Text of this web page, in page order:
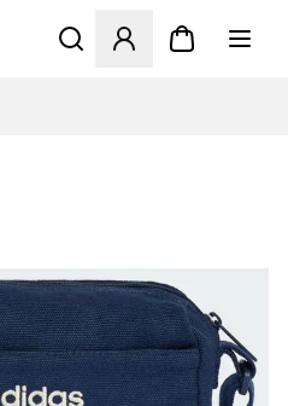
Åbner en Modal til at